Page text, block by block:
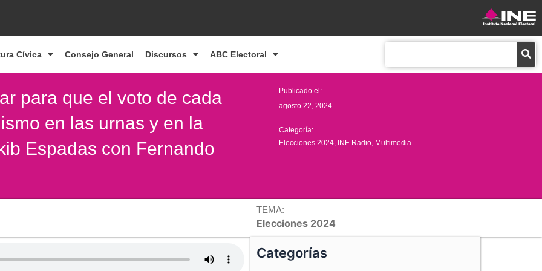
Cívica Consejo General Discursos ABC Electoral
para que el voto de cada
en las urnas y en la
Espadas con Fernando
Publicado el:
agosto 22, 2024
Categoría:
Elecciones 2024 INE Radio Multimedia
TEMA:
Elecciones 2024
Categorías